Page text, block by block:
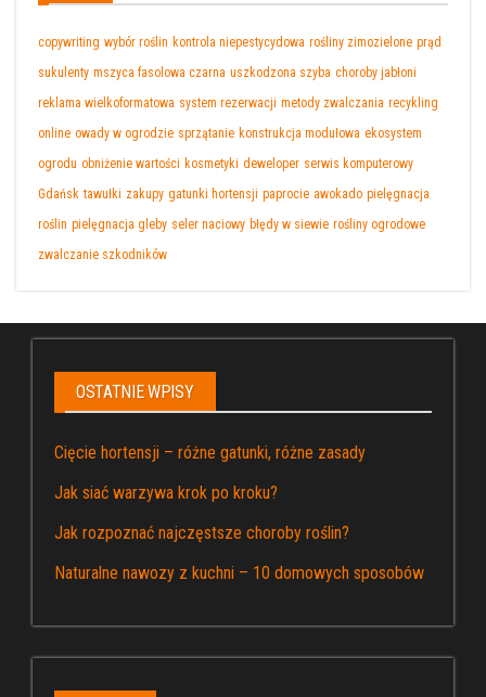
copywriting wybór roślin kontrola niepestycydowa rośliny zimozielone prąd
sukulenty mszyca fasolowa czarna uszkodzona szyba choroby jabłoni
reklama wielkoformatowa system rezerwacji metody zwalczania recykling
online owady w ogrodzie sprzątanie konstrukcja modułowa ekosystem
ogrodu obniżenie wartości kosmetyki deweloper serwis komputerowy
Gdańsk tawułki zakupy gatunki hortensji paprocie awokado pielęgnacja
roślin pielęgnacja gleby seler naciowy błędy w siewie rośliny ogrodowe
zwalczanie szkodników
OSTATNIE WPISY
Cięcie hortensji – różne gatunki, różne zasady
Jak siać warzywa krok po kroku?
Jak rozpoznać najczęstsze choroby roślin?
Naturalne nawozy z kuchni – 10 domowych sposobów